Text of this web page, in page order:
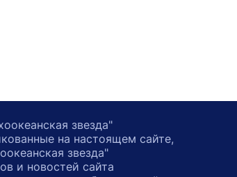
звезда"
на настоящем сайте,
звезда"
и новостей сайта